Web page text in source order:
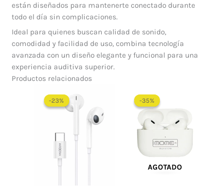
están diseñados para mantenerte conectado durante
todo el día sin complicaciones.
Ideal para quienes buscan calidad de sonido,
comodidad y facilidad de uso, combina tecnología
avanzada con un diseño elegante y funcional para una
experiencia auditiva superior.
Productos relacionados
-23%
-23%
precio
$ 65.000.
-35%
AGOTADO
-35%precio
original
$ 232.000.